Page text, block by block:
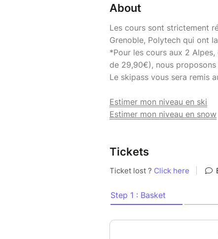
About
Les cours sont strictement
Grenoble, Polytech qui ont
*Pour les cours aux 2
de 29,90€), nous
Le skipass vous sera remis
Estimer mon niveau en ski
Estimer mon niveau en snow
Tickets